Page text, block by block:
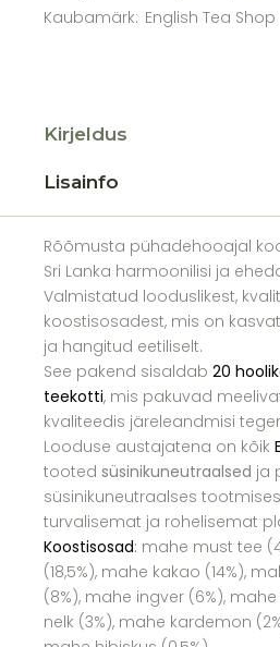
Kaubamärk: English Tea Shop
Kirjeldus
Lisainfo
Rõõmusta pühadehooajal
Sri Lanka harmoonilisi ja
Valmistatud looduslikest,
koostisosadest, mis on
ja hangitud eetiliselt.
See pakend sisaldab20
teekotti, mis pakuvad
kvaliteedis järeleandmisi
Looduse austajatena on kõik
tooted süsinikuneutraalsed ja
süsinikuneutraalses
turvalisemat ja rohelisemat
Koostisosad: mahe must tee
(18,5%), mahe kakao (14%),
(8%), mahe ingver (6%),
nelk (3%), mahe kardemon